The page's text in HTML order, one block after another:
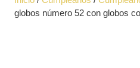
globos número 52 con globos